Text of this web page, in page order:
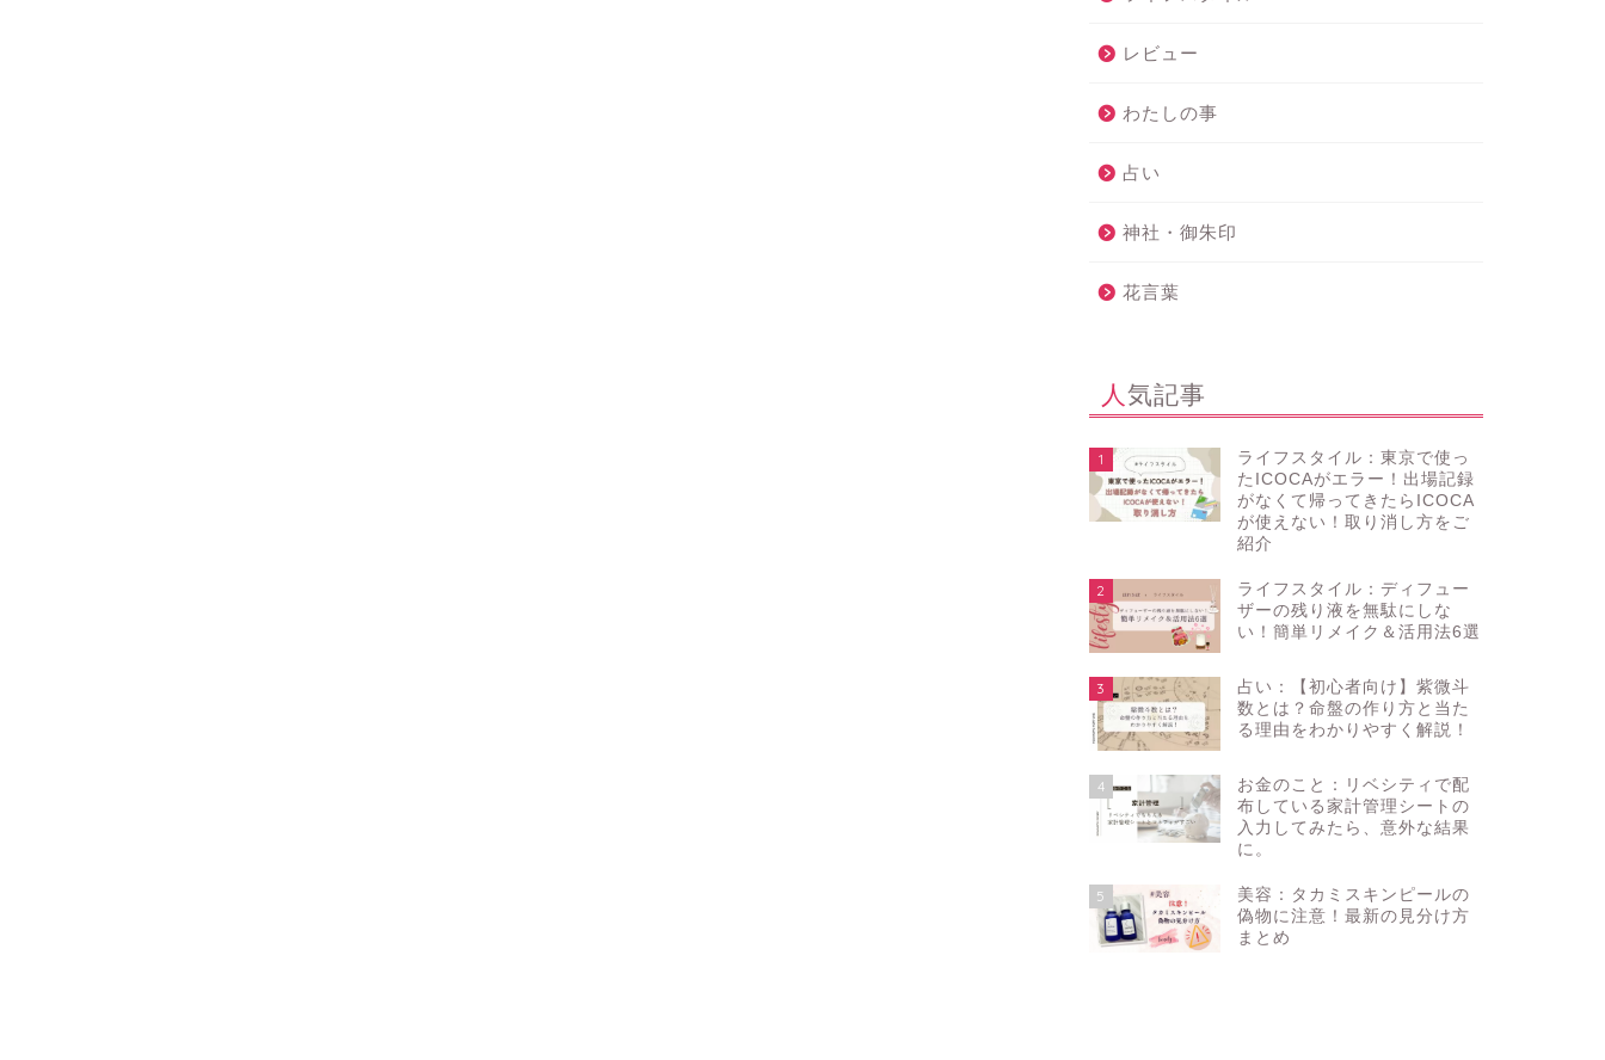
レビュー
わたしの事
占い
神社・御朱印
花言葉
人気記事
1
ライフスタイル：東京で使っ
たICOCAがエラー！出場記録
がなくて帰ってきたらICOCA
が使えない！取り消し方をご
紹介
2
ライフスタイル：ディフュー
ザーの残り液を無駄にしな
い！簡単リメイク＆活用法6選
3
占い：【初心者向け】紫微斗
数とは？命盤の作り方と当た
る理由をわかりやすく解説！
4
お金のこと：リベシティで配
布している家計管理シートの
入力してみたら、意外な結果
に。
5
美容：タカミスキンピールの
偽物に注意！最新の見分け方
まとめ